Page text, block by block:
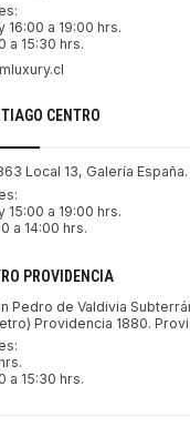
16:00 a 19:00 hrs.
a 15:30 hrs.
CENTRO
Local 13, Galería
15:00 a 19:00 hrs.
a 14:00 hrs.
PROVIDENCIA
Pedro de Valdivia
Providencia 1880.
a 15:30 hrs.